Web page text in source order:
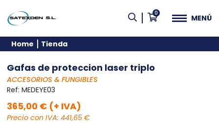
0
MENÚ
Home Tienda
Gafas de proteccion laser triplo
ACCESORIOS & FUNGIBLES
Ref: MEDEYE03
365,00 € (+ IVA)
Precio con IVA: 441,65 €